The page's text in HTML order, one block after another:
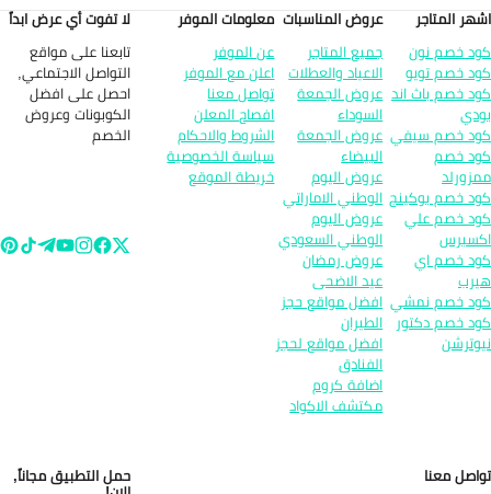
المتاجر
خصم نون
خصم تويو
خصم باث اند
خصم سيفي
خصم
خصم بوكينج
خصم علي
خصم اي
خصم نمشي
خصم دكتور
عروض المناسبات
جميع المتاجر
الاعياد والعطلات
عروض الجمعة
السوداء
عروض الجمعة
البيضاء
عروض اليوم
الوطني الاماراتي
عروض اليوم
الوطني السعودي
عروض رمضان
عيد الاضحى
افضل مواقع حجز
الطيران
افضل مواقع لحجز
الفنادق
اضافة كروم
مكتشف الاكواد
معلومات الموفر
عن الموفر
اعلن مع الموفر
تواصل معنا
افصاح المعلن
الشروط والاحكام
سياسة الخصوصية
خريطة الموقع
لا تفوت أي عرض ابداً
تابعنا على مواقع
التواصل الاجتماعي,
احصل على افضل
الكوبونات وعروض
الخصم
معنا
حمل التطبيق مجاناً,